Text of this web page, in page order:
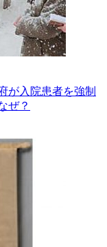
が入院患者を強制
ぜ？